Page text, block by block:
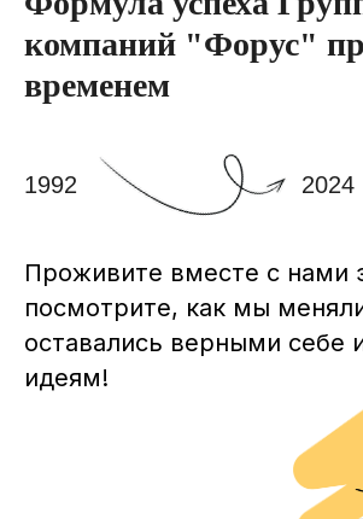
компаний "Форус"
временем
2024
1992
Проживите вместе с нами
посмотрите, как мы
оставались верными себе
идеям!